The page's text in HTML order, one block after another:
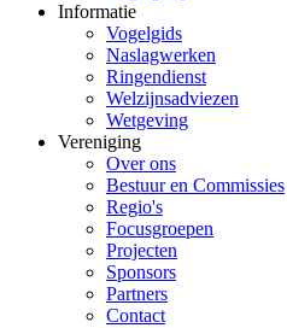
Informatie
Vogelgids
Naslagwerken
Ringendienst
Welzijnsadviezen
Wetgeving
Vereniging
Over ons
Bestuur en Commissies
Regio's
Focusgroepen
Projecten
Sponsors
Partners
Contact